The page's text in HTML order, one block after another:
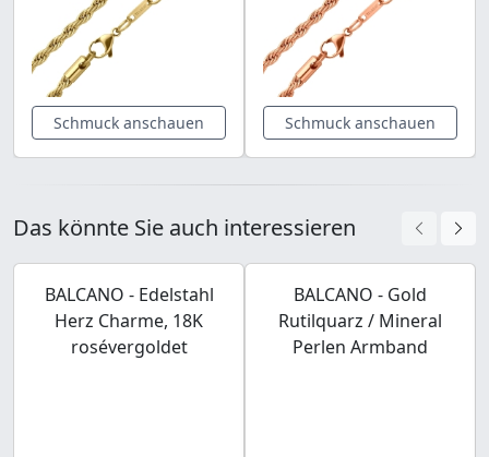
Schmuck anschauen Schmuck anschauen
Das könnte Sie auch interessieren
BALCANO - Edelstahl
Herz Charme, 18K
rosévergoldet
BALCANO - Gold
Rutilquarz / Mineral
Perlen Armband